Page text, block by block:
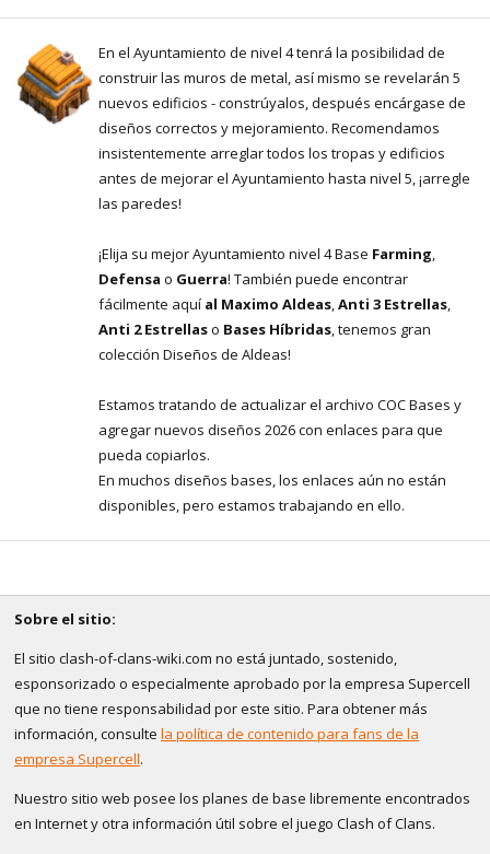
En el Ayuntamiento de nivel 4 tenrá la posibilidad de
construir las muros de metal, así mismo se revelarán 5
nuevos edificios - constrúyalos, después encárgase de
diseños correctos y mejoramiento. Recomendamos
insistentemente arreglar todos los tropas y edificios
antes de mejorar el Ayuntamiento hasta nivel 5, ¡arregle
las paredes!
¡Elija su mejor Ayuntamiento nivel 4 Base Farming
Defensa o Guerra! También puede encontrar
fácilmente aquí al Maximo Aldeas Anti 3 Estrellas
Anti 2 Estrellaso Bases Híbridas , tenemos gran
colección Diseños de Aldeas!
Estamos tratando de actualizar el archivo COC Bases y
agregar nuevos diseños 2026 con enlaces para que
pueda copiarlos.
En muchos diseños bases, los enlaces aún no están
disponibles, pero estamos trabajando en ello.
Sobre el sitio:
El sitio clash-of-clans-wiki.com no está juntado, sostenido,
esponsorizado o especialmente aprobado por la empresa Supercell
que no tiene responsabilidad por este sitio. Para obtener más
información, consulte la política de contenido para fans de la
empresa Supercell.
Nuestro sitio web posee los planes de base libremente encontrados
en Internet y otra información útil sobre el juego Clash of Clans.